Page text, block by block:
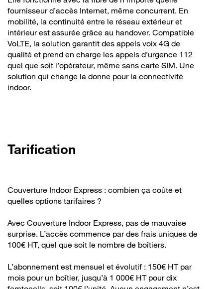
fournisseur d’accès Internet, même concurrent. En
mobilité, la continuité entre le réseau extérieur et
intérieur est assurée grâce au handover. Compatible
VoLTE, la solution garantit des appels voix 4G de
qualité et prend en charge les appels d’urgence 112
quel que soit l’opérateur, même sans carte SIM. Une
solution qui change la donne pour la connectivité
indoor.
Tarification
Couverture Indoor Express : combien ça coûte et
quelles options tarifaires ?
Avec Couverture Indoor Express, pas de mauvaise
surprise. L’accès commence par des frais uniques de
100€ HT, quel que soit le nombre de boîtiers.
L’abonnement est mensuel et évolutif : 150€ HT par
mois pour un boîtier, jusqu’à 1 000€ HT pour dix